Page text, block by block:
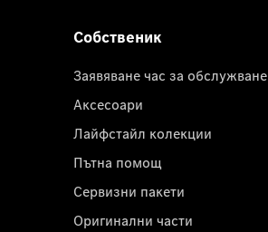
Собственик
Заявяване час за обслужване
Аксесоари
Лайфстайл колекции
Пътна помощ
Сервизни пакети
Оригинални части